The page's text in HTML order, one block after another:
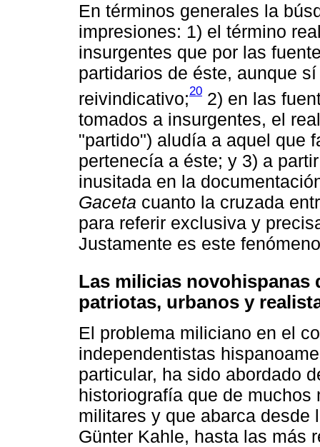
En términos generales la
impresiones: 1) el término
insurgentes que por las
partidarios de éste, aunque
reivindicativo;20 2) en las
tomados a insurgentes, el
"partido") aludía a aquel que
pertenecía a éste; y 3) a
inusitada en la
Gaceta cuanto la cruzada
para referir exclusiva y
Justamente es este
Las milicias novohispanas
patriotas, urbanos y
El problema miliciano en el
independentistas
particular, ha sido abordado
historiografía que de
militares y que abarca
Günter Kahle, hasta las más